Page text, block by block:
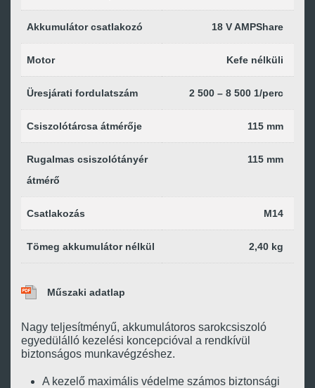
Akkumulátor csatlakozó 18 V AMPShare
Motor Kefe nélküli
Üresjárati fordulatszám 2 500 – 8 500 1/perc
Csiszolótárcsa átmérője 115 mm
Rugalmas csiszolótányér
átmérő
115 mm
Csatlakozás M14
Tömeg akkumulátor nélkül 2,40 kg
Műszaki adatlap
Nagy teljesítményű, akkumulátoros sarokcsiszoló
egyedülálló kezelési koncepcióval a rendkívül
biztonságos munkavégzéshez.
A kezelő maximális védelme számos biztonsági